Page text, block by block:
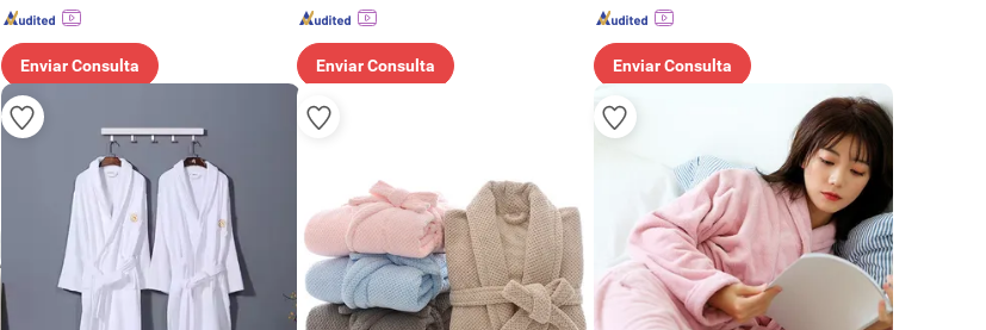
Enviar Consulta Enviar Consulta Enviar Consulta